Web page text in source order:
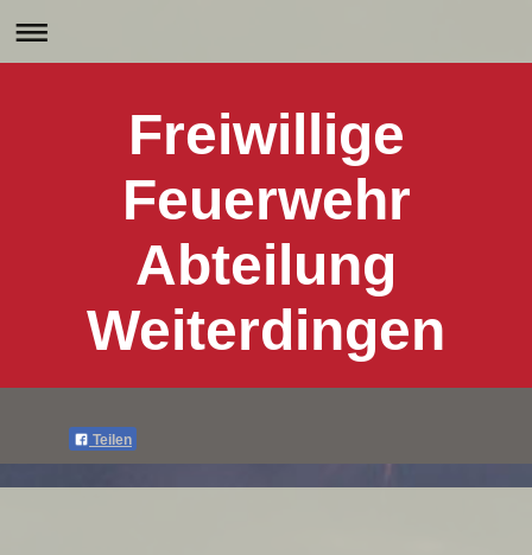
Freiwillige
Feuerwehr
Abteilung
Weiterdingen
Teilen